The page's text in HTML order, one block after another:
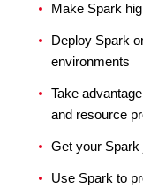
Make Spark
Deploy Spark
environments
Take
and resource
Get your
Use Spark to